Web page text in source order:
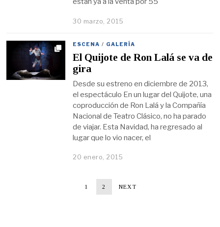
30 marzo, 2015
ESCENA / GALERÍA
El Quijote de Ron Lalá se va de
gira
Desde su estreno en diciembre de 2013,
el espectáculo En un lugar del Quijote, una
coproducción de Ron Lalá y la Compañía
Nacional de Teatro Clásico, no ha parado
de viajar. Esta Navidad, ha regresado al
lugar que lo vio nacer, el
20 enero, 2015
1 2 NEXT